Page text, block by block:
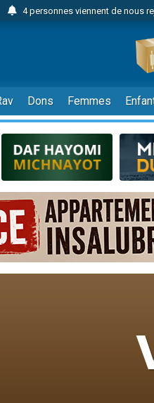
4 personnes viennent de nous
Odaya vient de donner son
3 personnes viennent de
3 personnes viennent de
13 personnes viennent de
2 personnes viennent de nous
30 personnes viennent de
Il reste 49 places pour
12 nouvelles musiques dans
3 personnes viennent de nous
2 personnes viennent de nous
3 personnes viennent de nous
61 personnes viennent de
Ariel vient de donner son
Dons Femmes